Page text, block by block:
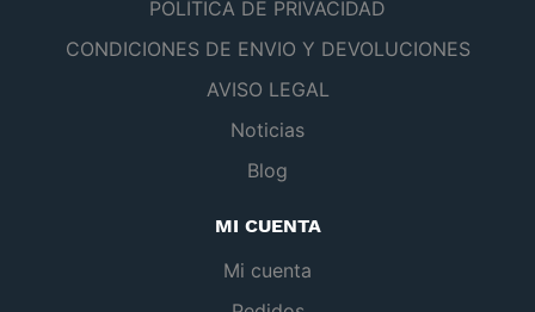
POLÍTICA DE PRIVACIDAD
CONDICIONES DE ENVIO Y DEVOLUCIONES
AVISO LEGAL
Noticias
Blog
MI CUENTA
Mi cuenta